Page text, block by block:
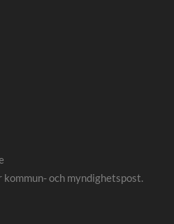
och myndighetspost.